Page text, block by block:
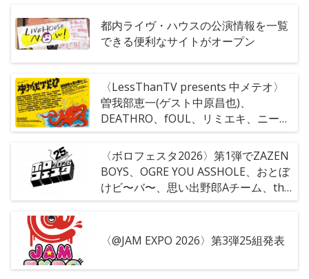
都内ライヴ・ハウスの公演情報を一覧
できる便利なサイトがオープン
〈LessThanTV presents 中メテオ〉
曽我部恵一(ゲスト中原昌也)、
DEATHRO、fOUL、リミエキ、ニーハ
オ!!!!ら出演者全34組を一挙発表
〈ボロフェスタ2026〉第1弾でZAZEN
BOYS、OGRE YOU ASSHOLE、おとぼ
けビ〜バ〜、思い出野郎Aチーム、the
bercedes menz、奇妙礼太郎BAND、
〈@JAM EXPO 2026〉第3弾25組発表